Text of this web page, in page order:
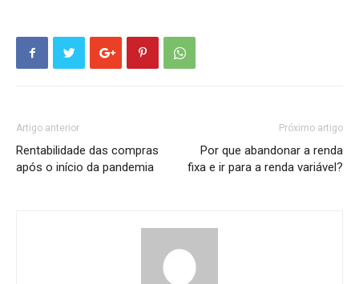
Artigo anterior
Rentabilidade das compras
após o início da pandemia
Próximo artigo
Por que abandonar a renda
fixa e ir para a renda variável?